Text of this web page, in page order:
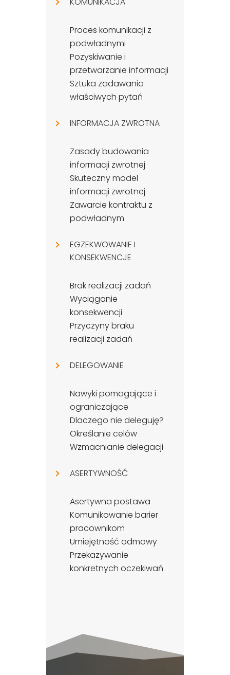
Proces komunikacji z
podwładnymi
Pozyskiwanie i
przetwarzanie informacji
Sztuka zadawania
właściwych pytań
INFORMACJA ZWROTNA
Zasady budowania
informacji zwrotnej
Skuteczny model
informacji zwrotnej
Zawarcie kontraktu z
podwładnym
EGZEKWOWANIE I
KONSEKWENCJE
Brak realizacji zadań
Wyciąganie
konsekwencji
Przyczyny braku
realizacji zadań
DELEGOWANIE
Nawyki pomagające i
ograniczające
Dlaczego nie deleguję?
Określanie celów
Wzmacnianie delegacji
ASERTYWNOŚĆ
Asertywna postawa
Komunikowanie barier
pracownikom
Umiejętność odmowy
Przekazywanie
konkretnych oczekiwań